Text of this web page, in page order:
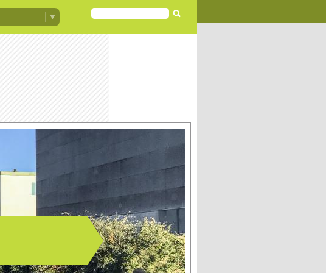
FORMULAIRE
DE
RECHERCHE